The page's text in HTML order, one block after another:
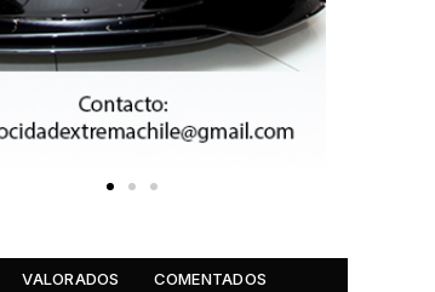
VALORADOS COMENTADOS